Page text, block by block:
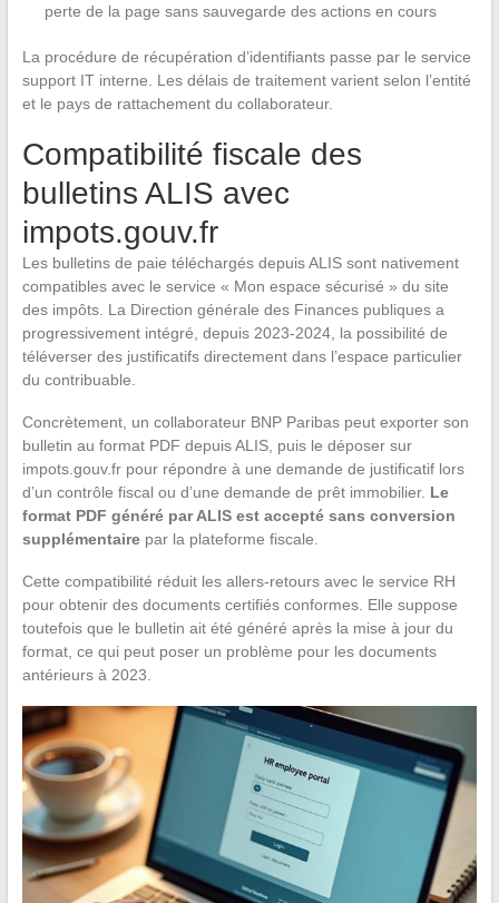
perte de la page sans sauvegarde des actions en cours
La procédure de récupération d’identifiants passe par le service
support IT interne. Les délais de traitement varient selon l’entité
et le pays de rattachement du collaborateur.
Compatibilité fiscale des
bulletins ALIS avec
impots.gouv.fr
Les bulletins de paie téléchargés depuis ALIS sont nativement
compatibles avec le service « Mon espace sécurisé » du site
des impôts. La Direction générale des Finances publiques a
progressivement intégré, depuis 2023-2024, la possibilité de
téléverser des justificatifs directement dans l’espace particulier
du contribuable.
Concrètement, un collaborateur BNP Paribas peut exporter son
bulletin au format PDF depuis ALIS, puis le déposer sur
impots.gouv.fr pour répondre à une demande de justificatif lors
d’un contrôle fiscal ou d’une demande de prêt immobilier. Le
format PDF généré par ALIS est accepté sans conversion
supplémentairepar la plateforme fiscale.
Cette compatibilité réduit les allers-retours avec le service RH
pour obtenir des documents certifiés conformes. Elle suppose
toutefois que le bulletin ait été généré après la mise à jour du
format, ce qui peut poser un problème pour les documents
antérieurs à 2023.